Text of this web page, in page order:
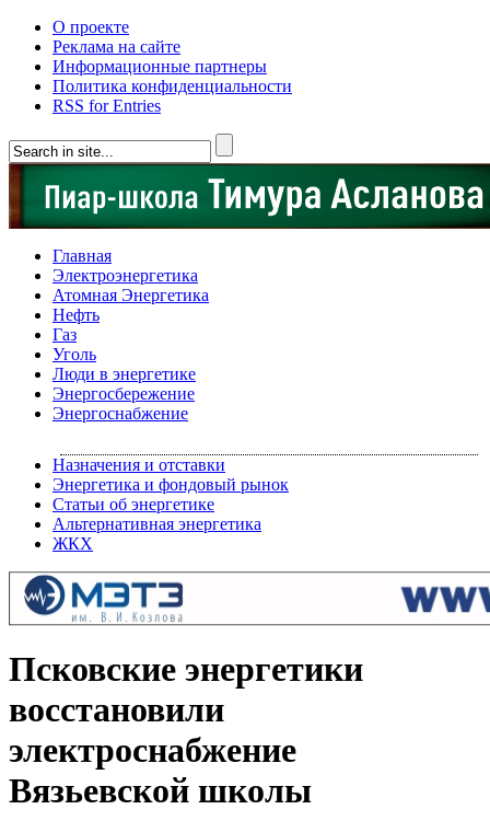
О проекте
Реклама на сайте
Информационные партнеры
Политика конфиденциальности
RSS for Entries
Главная
Электроэнергетика
Атомная Энергетика
Нефть
Газ
Уголь
Люди в энергетике
Энергосбережение
Энергоснабжение
Назначения и отставки
Энергетика и фондовый рынок
Статьи об энергетике
Альтернативная энергетика
ЖКХ
Псковские энергетики
восстановили
электроснабжение
Вязьевской школы